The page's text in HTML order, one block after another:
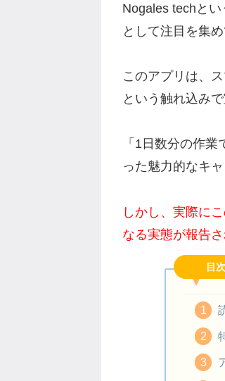
Nogales techと
として注目を集め
このアプリは、
という触れ込み
「1日数分の作
った魅力的なキ
しかし、実際に
なる実態が報告さ
目次